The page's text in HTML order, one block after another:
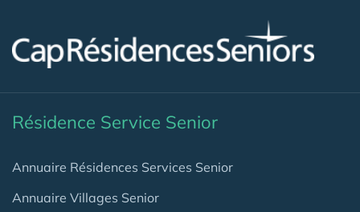
Résidence Service Senior
Annuaire Résidences Services Senior
Annuaire Villages Senior